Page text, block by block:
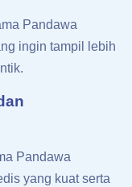
Pandawa
ingin tampil lebih
Pandawa
yang kuat serta